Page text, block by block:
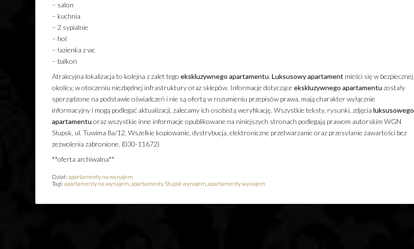
– salon
– kuchnia
– 2 sypialnie
– hol
– łazienka z wc
– balkon
Atrakcyjna lokalizacja to kolejna z zalet tego ekskluzywnego apartamentu. Luksusowy apartament mieści się w bezpiecznej
okolicy, w otoczeniu niezbędnej infrastruktury oraz sklepów. Informacje dotyczące ekskluzywnego apartamentu zostały
sporządzone na podstawie oświadczeń i nie są ofertą w rozumieniu przepisów prawa, mają charakter wyłącznie
informacyjny i mogą podlegać aktualizacji, zalecamy ich osobistą weryfikację. Wszystkie teksty, rysunki, zdjęcia luksusowego
apartamentu oraz wszystkie inne informacje opublikowane na niniejszych stronach podlegają prawom autorskim WGN
Słupsk, ul. Tuwima 8a/12. Wszelkie kopiowanie, dystrybucja, elektroniczne przetwarzanie oraz przesyłanie zawartości bez
zezwolenia zabronione. (030-11672)
**oferta archiwalna**
Dział: apartamenty na wynajem
Tagi: apartamenty na wynajem,apartamenty Słupsk wynajem,apartamenty wynajem